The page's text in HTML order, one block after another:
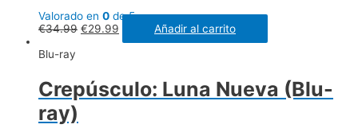
Valorado en 0 de 5
€34.99 €29.99
Añadir al carrito
Blu-ray
Crepúsculo: Luna Nueva (Blu-
ray)